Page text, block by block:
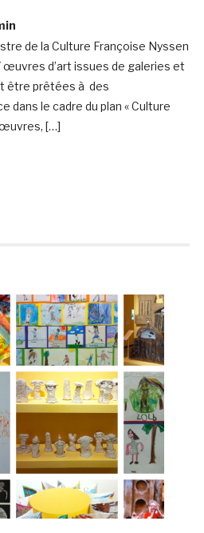
de la Culture Françoise Nyssen
d’art issues de galeries et
être prêtées à des
dans le cadre du plan « Culture
[…]